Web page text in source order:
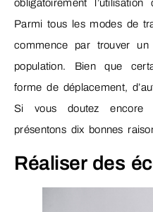
obligatoirement
Parmi tous les modes de
commence par trouver
population. Bien que
forme de déplacement,
Si vous doutez encore
présentons dix bonnes
Réaliser des